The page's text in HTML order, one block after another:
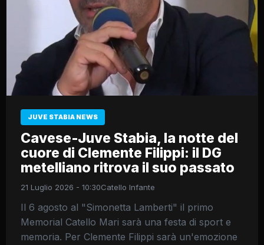
JUVE STABIA NEWS
Cavese-Juve Stabia, la notte del
cuore di Clemente Filippi: il DG
metelliano ritrova il suo passato
21 Luglio 2026 - 10:30Catello Infante
Il 6 agosto al "Simonetta Lamberti" il primo
Memorial Catello Mari sarà una festa di sport e
memoria. Per Clemente Filippi sarà un'emozione